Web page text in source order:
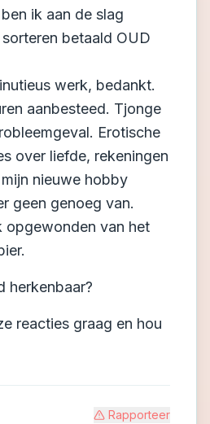
ik aan de slag
betaald OUD
werk, bedankt.
aanbesteed. Tjonge
Erotische
over liefde, rekeningen
nieuwe hobby
geen genoeg van.
opgewonden van het
herkenbaar?
reacties graag en hou
Rapporteer